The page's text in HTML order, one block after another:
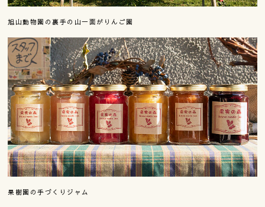
旭山動物園の裏手の山一面がりんご園
果樹園の手づくりジャム